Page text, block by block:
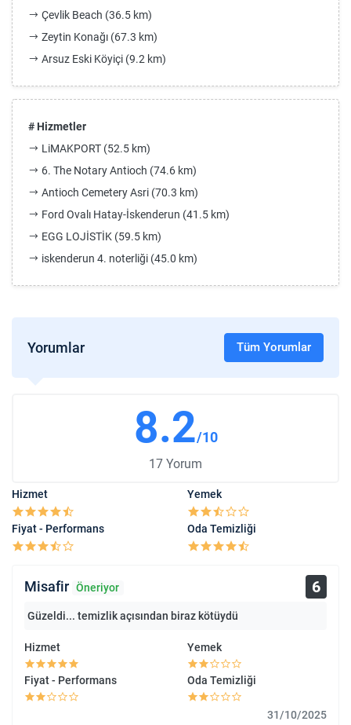
Çevlik Beach (36.5 km)
Zeytin Konağı (67.3 km)
Arsuz Eski Köyiçi (9.2 km)
# Hizmetler
LiMAKPORT (52.5 km)
6. The Notary Antioch (74.6 km)
Antioch Cemetery Asri (70.3 km)
Ford Ovalı Hatay-İskenderun (41.5 km)
EGG LOJİSTİK (59.5 km)
iskenderun 4. noterliği (45.0 km)
Yorumlar Tüm Yorumlar
8.2/10
17 Yorum
Hizmet Yemek
Fiyat - Performans Oda Temizliği
Misafir Öneriyor 6
Güzeldi... temizlik açısından biraz kötüydü
Hizmet Yemek
Fiyat - Performans Oda Temizliği
31/10/2025